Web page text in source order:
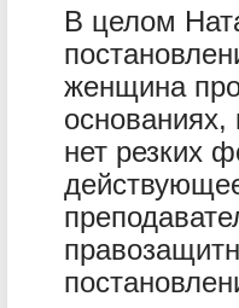
В целом
женщина
нет резких